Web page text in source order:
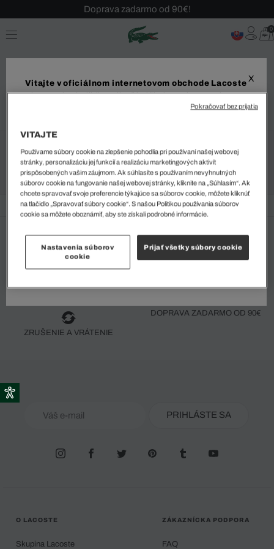
Doprava zadarmo od 90€!
Sezónny výpredaj až -40 %!
Bezplatné vrátenie!
0
PREDPISY
Otvoriť
ZÁKAZNÍCKA PODPORA BEZPEČNÁ PLATBA
ZRUŠENIE A VRÁTENIE
DOPRAVA ZADARMO OD 90€
PRIHLÁSTE SA
O LACOSTE
Skupina Lacoste
ZÁKAZNÍCKA PODPORA
FAQ
X
Vitajte v oficiálnom internetovom obchode Lacoste
Aby ste si zaistili čo najlepší zážitok z nakupovania,
odporúčame vám navštíviť váš miestny internetový
doručená iba do vybranej krajiny.
Dodanie do
Jazyk
VITAJTE
Používame súbory cookie na zlepšenie pohodlia pri používaní našej webovej
stránky, personalizáciu jej funkcií a realizáciu marketingových aktivít
prispôsobených vašim záujmom. Ak súhlasíte s používaním nevyhnutných
súborov cookie na fungovanie našej webovej stránky, kliknite na „Súhlasím“. Ak
chcete spravovať svoje preferencie týkajúce sa súborov cookie, môžete kliknúť
na tlačidlo „Spravovať súbory cookie“. S našou Politikou používania súborov
cookie sa môžete oboznámiť, aby ste získali podrobné informácie.
Nastavenia súborov
cookie
Prijať všetky súbory cookie
Pokračovať bez prijatia